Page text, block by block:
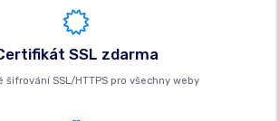
SSL zdarma
šifrování SSL/HTTPS pro všechny weby